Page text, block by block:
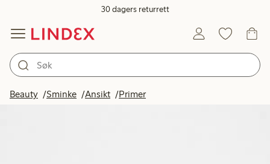
30 dagers returrett
Beauty Sminke Ansikt Primer